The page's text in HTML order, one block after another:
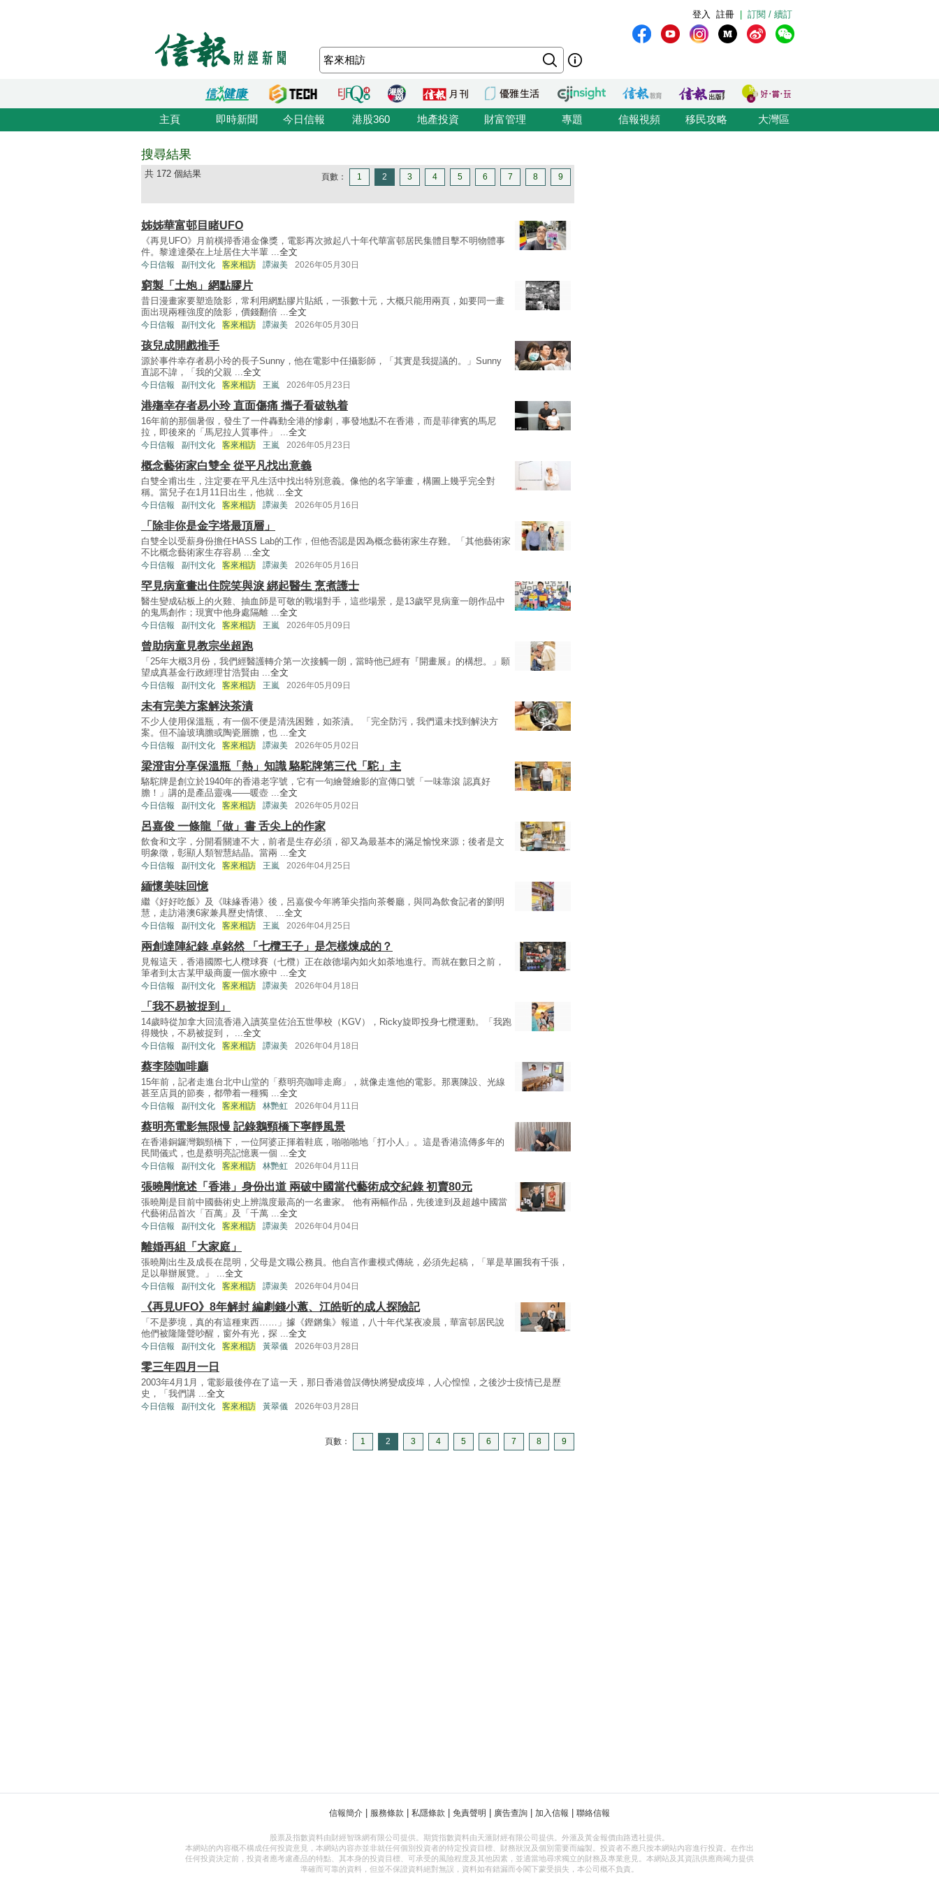
訂閱 / 續訂
註冊
登入
主頁 即時新聞 今日信報 港股360 地產投資 財富管理 專題 信報視頻 移民攻略 大灣區
搜尋結果
共 172 個結果 頁數： 1 2 3 4 5 6 7 8 9
姊姊華富邨目睹UFO
《再見UFO》月前橫掃香港金像獎，電影再次掀起八十年代華富邨居民集體目擊不明物體事
件。黎達達榮在上址居住大半輩 ...全文
今日信報 副刊文化 客來相訪 譚淑美 2026年05月30日
窮製「土炮」網點膠片
昔日漫畫家要塑造陰影，常利用網點膠片貼紙，一張數十元，大概只能用兩頁，如要同一畫
面出現兩種強度的陰影，價錢翻倍 ...全文
今日信報 副刊文化 客來相訪 譚淑美 2026年05月30日
孩兒成開戲推手
源於事件幸存者易小玲的長子Sunny，他在電影中任攝影師，「其實是我提議的。」Sunny
直認不諱，「我的父親 ...全文
今日信報 副刊文化 客來相訪 王嵐 2026年05月23日
港殤幸存者易小玲 直面傷痛 攜子看破執着
16年前的那個暑假，發生了一件轟動全港的慘劇，事發地點不在香港，而是菲律賓的馬尼
拉，即後來的「馬尼拉人質事件」 ...全文
今日信報 副刊文化 客來相訪 王嵐 2026年05月23日
概念藝術家白雙全 從平凡找出意義
白雙全甫出生，注定要在平凡生活中找出特別意義。像他的名字筆畫，構圖上幾乎完全對
稱。當兒子在1月11日出生，他就 ...全文
今日信報 副刊文化 客來相訪 譚淑美 2026年05月16日
「除非你是金字塔最頂層」
白雙全以受薪身份擔任HASS Lab的工作，但他否認是因為概念藝術家生存難。「其他藝術家
不比概念藝術家生存容易 ...全文
今日信報 副刊文化 客來相訪 譚淑美 2026年05月16日
罕見病童畫出住院笑與淚 綁起醫生 烹煮護士
醫生變成砧板上的火雞、抽血師是可敬的戰場對⼿，這些場景，是13歲罕見病童一朗作品中
的鬼馬創作；現實中他身處隔離 ...全文
今日信報 副刊文化 客來相訪 王嵐 2026年05月09日
曾助病童見教宗坐超跑
「25年大概3月份，我們經醫護轉介第一次接觸一朗，當時他已經有『開畫展』的構想。」願
望成真基金行政經理甘浩賢由 ...全文
今日信報 副刊文化 客來相訪 王嵐 2026年05月09日
未有完美方案解決茶漬
不少人使用保溫瓶，有一個不便是清洗困難，如茶漬。 「完全防污，我們還未找到解決方
案。但不論玻璃膽或陶瓷層膽，也 ...全文
今日信報 副刊文化 客來相訪 譚淑美 2026年05月02日
梁澄宙分享保溫瓶「熱」知識 駱駝牌第三代「駝」主
駱駝牌是創立於1940年的香港老字號，它有一句繪聲繪影的宣傳口號「一味靠滾 認真好
膽！」講的是產品靈魂——暖壺 ...全文
今日信報 副刊文化 客來相訪 譚淑美 2026年05月02日
呂嘉俊 一條龍「做」書 舌尖上的作家
飲食和文字，分開看關連不大，前者是生存必須，卻又為最基本的滿足愉悅來源；後者是文
明象徵，彰顯人類智慧結晶。當兩 ...全文
今日信報 副刊文化 客來相訪 王嵐 2026年04月25日
緬懷美味回憶
繼《好好吃飯》及《味緣香港》後，呂嘉俊今年將筆尖指向茶餐廳，與同為飲食記者的劉明
慧，走訪港澳6家兼具歷史情懷、 ...全文
今日信報 副刊文化 客來相訪 王嵐 2026年04月25日
兩創達陣紀錄 卓銘然 「七欖王子」是怎樣煉成的？
見報這天，香港國際七人欖球賽（七欖）正在啟德場內如火如荼地進行。而就在數日之前，
筆者到太古某甲級商廈一個水療中 ...全文
今日信報 副刊文化 客來相訪 譚淑美 2026年04月18日
「我不易被捉到」
14歲時從加拿大回流香港入讀英皇佐治五世學校（KGV），Ricky旋即投身七欖運動。「我跑
得幾快，不易被捉到， ...全文
今日信報 副刊文化 客來相訪 譚淑美 2026年04月18日
蔡李陸咖啡廳
15年前，記者走進台北中山堂的「蔡明亮咖啡走廊」，就像走進他的電影。那裏陳設、光線
甚至店員的節奏，都帶着一種獨 ...全文
今日信報 副刊文化 客來相訪 林艷虹 2026年04月11日
蔡明亮電影無限慢 記錄鵝頸橋下寧靜風景
在香港銅鑼灣鵝頸橋下，一位阿婆正揮着鞋底，啪啪啪地「打小人」。這是香港流傳多年的
民間儀式，也是蔡明亮記憶裏一個 ...全文
今日信報 副刊文化 客來相訪 林艷虹 2026年04月11日
張曉剛憶述「香港」身份出道 兩破中國當代藝術成交紀錄 初賣80元
張曉剛是目前中國藝術史上辨識度最高的一名畫家。 他有兩幅作品，先後達到及超越中國當
代藝術品首次「百萬」及「千萬 ...全文
今日信報 副刊文化 客來相訪 譚淑美 2026年04月04日
離婚再組「大家庭」
張曉剛出生及成長在昆明，父母是文職公務員。他自言作畫模式傳統，必須先起稿，「單是草圖我有千張，
足以舉辦展覽。」 ...全文
今日信報 副刊文化 客來相訪 譚淑美 2026年04月04日
《再見UFO》8年解封 編劇錢小蕙、江皓昕的成人探險記
「不是夢境，真的有這種東西……」據《鏗鏘集》報道，八十年代某夜凌晨，華富邨居民說
他們被隆隆聲吵醒，窗外有光，探 ...全文
今日信報 副刊文化 客來相訪 黃翠儀 2026年03月28日
零三年四月一日
2003年4月1月，電影最後停在了這一天，那日香港曾誤傳快將變成疫埠，人心惶惶，之後沙士疫情已是歷
史，「我們講 ...全文
今日信報 副刊文化 客來相訪 黃翠儀 2026年03月28日
頁數： 1 2 3 4 5 6 7 8 9
信報簡介 服務條款 私隱條款 免責聲明 廣告查詢 加入信報 聯絡信報
股票及指數資料由財經智珠網有限公司提供。期貨指數資料由天滙財經有限公司提供。外滙及黃金報價由路透社提供。
本網站的內容概不構成任何投資意見，本網站內容亦並非就任何個別投資者的特定投資目標、財務狀況及個別需要而編製。投資者不應只按本網站內容進行投資。在作出
任何投資決定前，投資者應考慮產品的特點、其本身的投資目標、可承受的風險程度及其他因素，並適當地尋求獨立的財務及專業意見。本網站及其資訊供應商竭力提供
準確而可靠的資料，但並不保證資料絕對無誤，資料如有錯漏而令閣下蒙受損失，本公司概不負責。